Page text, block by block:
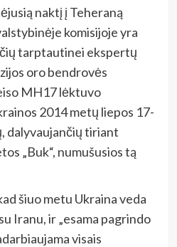
naktį į Teheraną
komisijoje yra
tarptautinei ekspertų
oro bendrovės
MH17 lėktuvo
2014 metų liepos 17-
dalyvaujančių tiriant
„Buk“, numušusios tą
šiuo metu Ukraina veda
Iranu, ir „esama pagrindo
visais